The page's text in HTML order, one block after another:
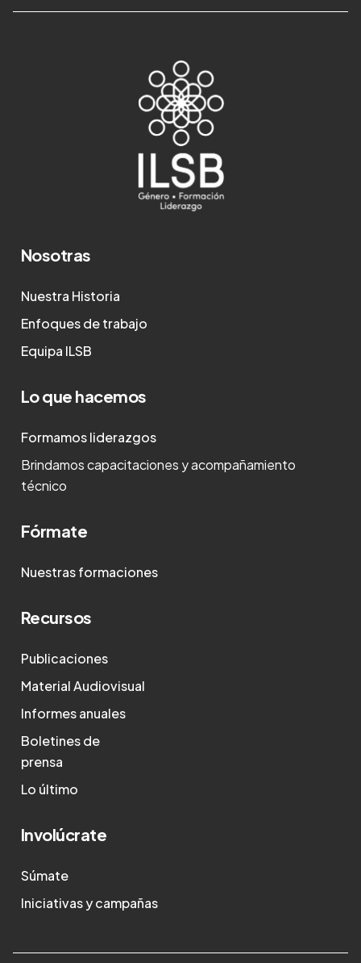
Nosotras
Nuestra Historia
Enfoques de trabajo
Equipa ILSB
Lo que hacemos
Formamos liderazgos
Brindamos capacitaciones y acompañamiento
técnico
Fórmate
Nuestras formaciones
Recursos
Publicaciones
Material Audiovisual
Informes anuales
Boletines de
prensa
Lo último
Involúcrate
Súmate
Iniciativas y campañas